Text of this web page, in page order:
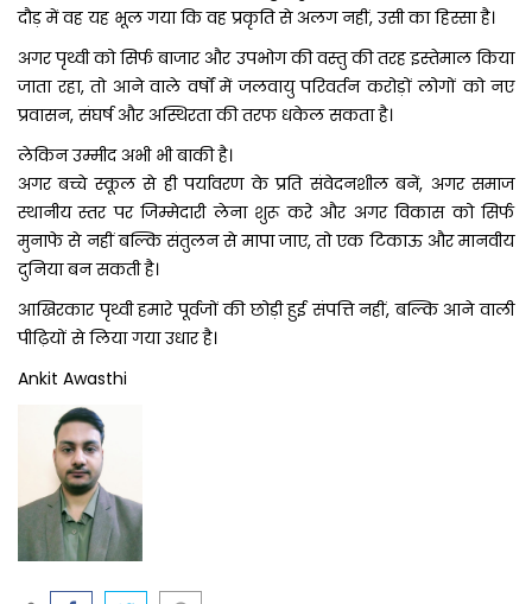
दौड़ में वह यह भूल गया कि वह प्रकृति से अलग नहीं, उसी का हिस्सा है।
अगर पृथ्वी को सिर्फ बाजार और उपभोग की वस्तु की तरह इस्तेमाल किया
जाता रहा, तो आने वाले वर्षों में जलवायु परिवर्तन करोड़ों लोगों को नए
प्रवासन, संघर्ष और अस्थिरता की तरफ धकेल सकता है।
लेकिन उम्मीद अभी भी बाकी है।
अगर बच्चे स्कूल से ही पर्यावरण के प्रति संवेदनशील बनें, अगर समाज
स्थानीय स्तर पर जिम्मेदारी लेना शुरू करे और अगर विकास को सिर्फ
मुनाफे से नहीं बल्कि संतुलन से मापा जाए, तो एक टिकाऊ और मानवीय
दुनिया बन सकती है।
आखिरकार पृथ्वी हमारे पूर्वजों की छोड़ी हुई संपत्ति नहीं, बल्कि आने वाली
पीढ़ियों से लिया गया उधार है।
Ankit Awasthi